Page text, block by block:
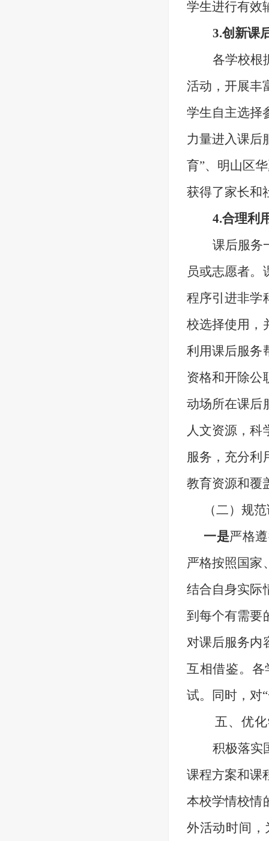
学生进行有效
3.创新课
各学校根
活动，开展丰
学生自主选择
力量进入课后
育”、明山区
获得了家长和
4.合理利
课后服务
员或志愿者。
程序引进非学
校选择使用，
利用课后服务
资格和开除公
动场所在课后
人文资源，科
服务，充分利
教育资源和覆
（二）规
一是严格
严格按照国家
结合自身实际
到每个有需要
对课后服务内
互相借鉴。 各
试。
同时， 对
五、 优
积极落实
课程方案和课
本校学情校情
外活动时间